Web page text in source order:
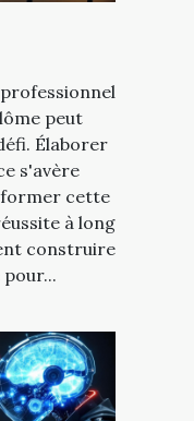
peut
Élaborer
s'avère
cette
à long
construire